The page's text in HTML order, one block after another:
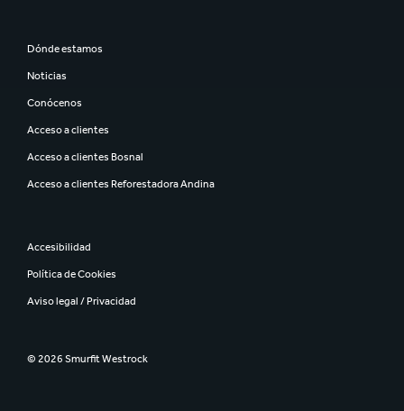
Dónde estamos
Noticias
Conócenos
Acceso a clientes
Acceso a clientes Bosnal
Acceso a clientes Reforestadora Andina
Accesibilidad
Política de Cookies
Aviso legal / Privacidad
© 2026 Smurfit Westrock